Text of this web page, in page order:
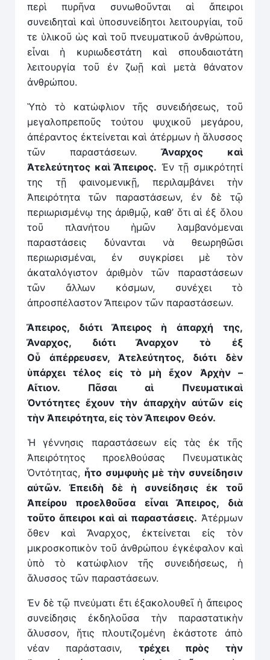
περὶ πυρῆνα συνωθοῦνται αἱ ἄπειροι
συνειδηταὶ καὶ ὑποσυνείδητοι λειτουργίαι, τοῦ
τε ὑλικοῦ ὡς καὶ τοῦ πνευματικοῦ ἀνθρώπου,
εἶναι ἡ κυριωδεστάτη καὶ σπουδαιοτάτη
λειτουργία τοῦ ἐν ζωῇ καὶ μετὰ θάνατον
ἀνθρώπου.
Ὑπὸ τὸ κατώφλιον τῆς συνειδήσεως, τοῦ
μεγαλοπρεποῦς τούτου ψυχικοῦ μεγάρου,
ἀπέραντος ἐκτείνεται καὶ ἀτέρμων ἡ ἅλυσσος
τῶν παραστάσεων.Ἄναρχος καὶ
Ἀτελεύτητος καὶ Ἄπειρος. Ἐν τῇ σμικρότητί
της τῇ φαινομενικῇ, περιλαμβάνει τὴν
Ἀπειρότητα τῶν παραστάσεων, ἐν δὲ τῷ
περιωρισμένῳ της ἀριθμῷ, καθ’ ὅτι αἱ ἐξ ὅλου
τοῦ πλανήτου ἡμῶν λαμβανόμεναι
παραστάσεις δύνανται νὰ θεωρηθῶσι
περιωρισμέναι, ἐν συγκρίσει μὲ τὸν
ἀκαταλόγιστον ἀριθμὸν τῶν παραστάσεων
τῶν ἄλλων κόσμων, συνέχει τὸ
ἀπροσπέλαστον Ἄπειρον τῶν παραστάσεων.
Ἄπειρος, διότι Ἄπειρος ἡ ἀπαρχή της,
Ἄναρχος, διότιἌναρχον τὸ ἐξ
Οὗ ἀπέρρευσεν, Ἀτελεύτητος, διότι δὲν
ὑπάρχει τέλος εἰς τὸ μὴἔχον Ἀρχὴν –
Αἴτιον. Πᾶσαι αἱ Πνευματικαὶ
Ὀντότητεςἔχουν τὴν ἀπαρχὴν αὐτῶν εἰς
τὴν Ἀπειρότητα, εἰς τὸν Ἄπειρον Θεόν.
Ἡ γέννησις παραστάσεων εἰς τὰς ἐκ τῆς
Ἀπειρότητος προελθούσας Πνευματικὰς
Ὀντότητας, ἦτο συμφυὴς μὲ τὴν συνείδησιν
αὐτῶν. Ἐπειδὴ δὲ ἡ συνείδησις ἐκ τοῦ
Ἀπείρου προελθοῦσα εἶναιἌπειρος, διὰ
τοῦτο ἄπειροι καὶ αἱπαραστάσεις. Ἀτέρμων
ὅθεν καὶ Ἄναρχος, ἐκτείνεται εἰς τὸν
μικροσκοπικὸν τοῦ ἀνθρώπου ἐγκέφαλον καὶ
ὑπὸ τὸ κατώφλιον τῆς συνειδήσεως, ἡ
ἅλυσσος τῶν παραστάσεων.
Ἐν δὲ τῷ πνεύματι ἔτι ἐξακολουθεῖ ἡ ἄπειρος
συνείδησις ἐκδηλοῦσα τὴν παραστατικὴν
ἅλυσσον, ἥτις πλουτιζομένη ἑκάστοτε ἀπὸ
νέαν παράστασιν, τρέχει πρὸς τὴν